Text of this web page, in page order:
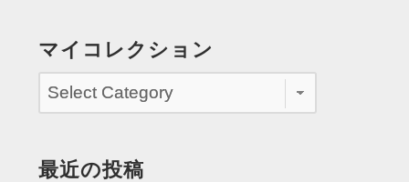
マイコレクション
最近の投稿